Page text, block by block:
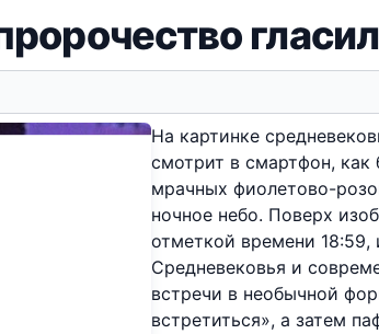
На картинке
смотрит в смартфон,
мрачных фиолетово-
ночное небо. Поверх
отметкой времени 18:59,
Средневековья и
встречи в необычной
встретиться», а затем